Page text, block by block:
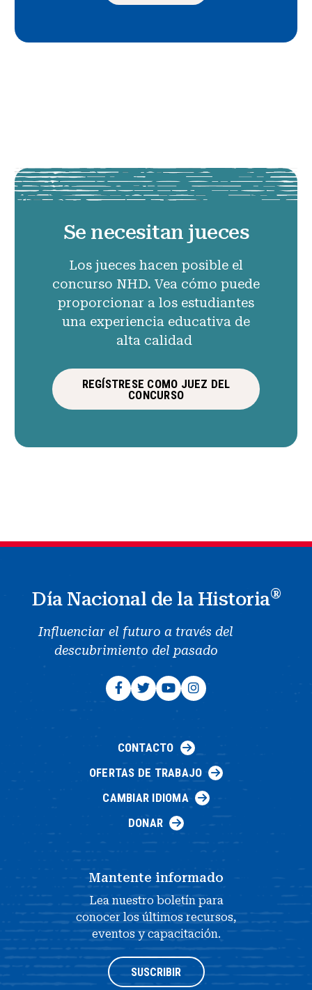
Se necesitan jueces
Los jueces hacen posible el
concurso NHD. Vea cómo puede
proporcionar a los estudiantes
una experiencia educativa de
alta calidad
REGÍSTRESE COMO JUEZ DEL
CONCURSO
Día Nacional de la Historia®
Influenciar el futuro a través del
descubrimiento del pasado
CONTACTO
OFERTAS DE TRABAJO
CAMBIAR IDIOMA
DONAR
Mantente informado
Lea nuestro boletín para
conocer los últimos recursos,
eventos y capacitación.
SUSCRIBIR